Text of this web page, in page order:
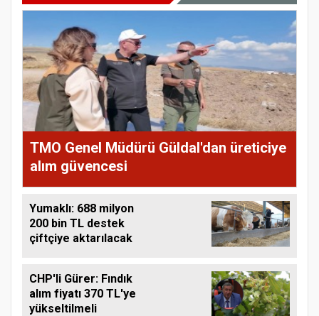
TMO Genel Müdürü Güldal'dan üreticiye
alım güvencesi
Yumaklı: 688 milyon
200 bin TL destek
çiftçiye aktarılacak
CHP'li Gürer: Fındık
alım fiyatı 370 TL'ye
yükseltilmeli